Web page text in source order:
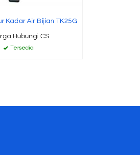
Kadar Air Bijian TK25G
Hubungi CS
Tersedia